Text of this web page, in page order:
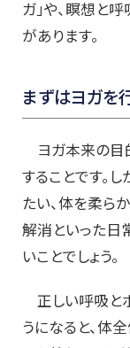
ガ」や、瞑想と
があります。
まずはヨガを
ヨガ本来の目
することです。
たい、体を柔ら
解消といった日
いことでしょう。
正しい呼吸と
うになると、体